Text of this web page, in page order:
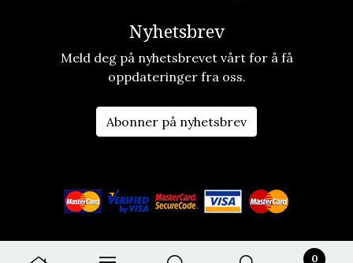
0
Nyhetsbrev
Meld deg på nyhetsbrevet vårt for å få
oppdateringer fra oss.
Abonner på nyhetsbrev